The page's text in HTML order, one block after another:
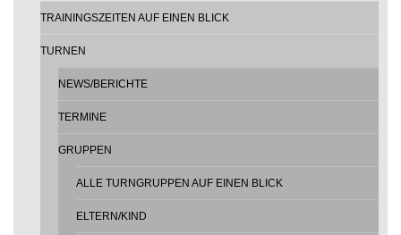
TRAININGSZEITEN AUF EINEN BLICK
TURNEN
NEWS/BERICHTE
TERMINE
GRUPPEN
ALLE TURNGRUPPEN AUF EINEN BLICK
ELTERN/KIND